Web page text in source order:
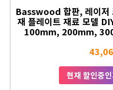
Basswood 합판, 레이저
재 플레이트 재료 모델
100mm, 200mm,
현재 할인중